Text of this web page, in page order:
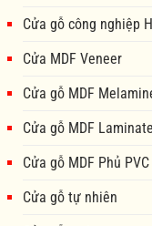
Cửa gỗ công nghiệp
Cửa MDF Veneer
Cửa gỗ MDF
Cửa gỗ MDF Laminate
Cửa gỗ MDF Phủ PVC
Cửa gỗ tự nhiên